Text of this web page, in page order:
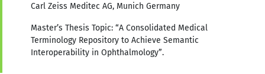
Carl Zeiss Meditec AG, Munich Germany
Master’s Thesis Topic: “A Consolidated Medical
Terminology Repository to Achieve Semantic
Interoperability in Ophthalmology”.